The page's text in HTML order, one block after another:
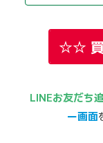
☆☆ 買
LINEお友だち
ー画面